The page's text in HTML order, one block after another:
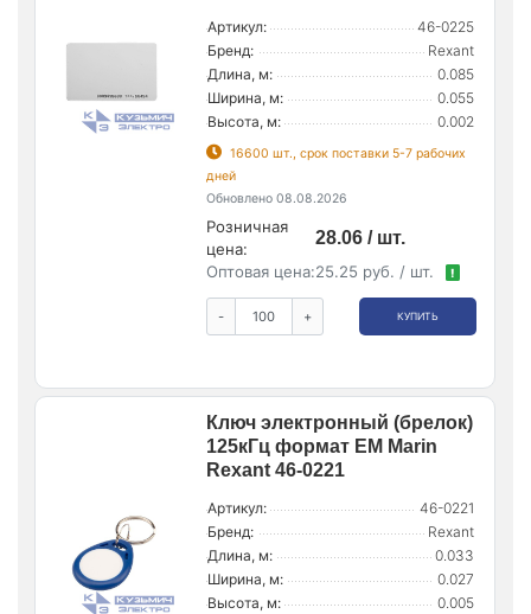
Артикул:
46-0225
Бренд:
Rexant
Длина, м:
0.085
Ширина, м:
0.055
Высота, м:
0.002
16600 шт., срок поставки 5-7 рабочих
дней
Обновлено 08.08.2026
Розничная
цена:
28.06 / шт.
Оптовая цена:25.25 руб. / шт. !
- + КУПИТЬ
Ключ электронный (брелок)
125кГц формат EM Marin
Rexant 46-0221
Артикул:
46-0221
Бренд:
Rexant
Длина, м:
0.033
Ширина, м:
0.027
Высота, м:
0.005